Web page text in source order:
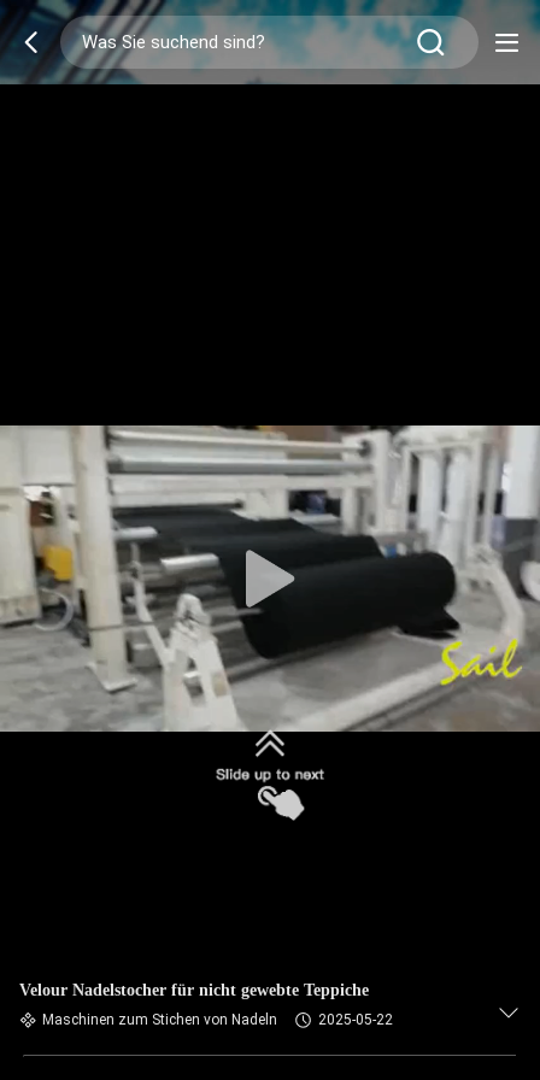
Velour Nadelstocher für nicht gewebte Teppiche
Maschinen zum Stichen von Nadeln 2025-05-22